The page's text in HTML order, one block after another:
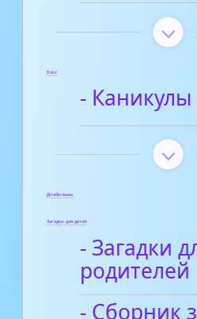
Блог
- Каникулы
Диафильмы
Загадки для детей
- Загадки
родителей
- Сборник